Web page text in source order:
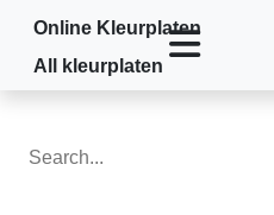
Online Kleurplaten
All kleurplaten
Home